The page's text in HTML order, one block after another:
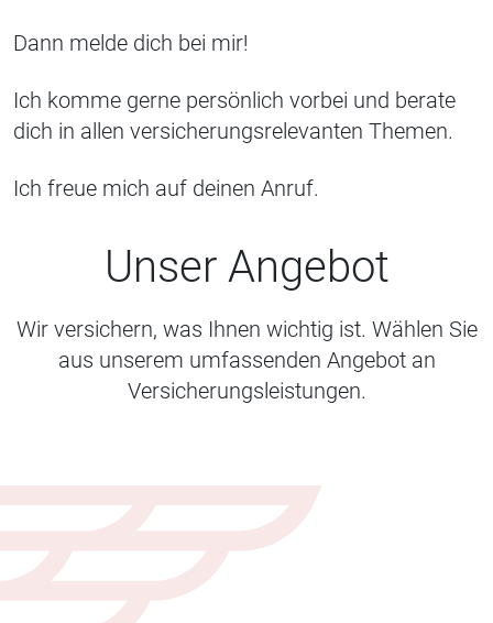
Dann melde dich bei mir!
Ich komme gerne persönlich vorbei und berate
dich in allen versicherungsrelevanten Themen.
Ich freue mich auf deinen Anruf.
Unser Angebot
Wir versichern, was Ihnen wichtig ist. Wählen Sie
aus unserem umfassenden Angebot an
Versicherungsleistungen.